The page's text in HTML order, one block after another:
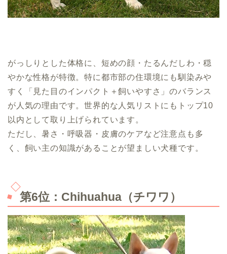
がっしりとした体格に、短めの顔・たるんだしわ・穏
やかな性格が特徴。特に都市部の住環境にも馴染みや
すく「見た目のインパクト＋飼いやすさ」のバランス
が人気の理由です。世界的な人気リストにもトップ10
以内として取り上げられています。
ただし、暑さ・呼吸器・皮膚のケアなど注意点も多
く、飼い主の知識があることが望ましい犬種です。
第6位：Chihuahua（チワワ）